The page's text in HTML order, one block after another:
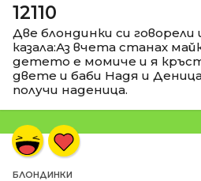
12110
Две блондинки си говорели
казала:Аз вчета станах
детето е момиче и я
двете и баби Надя и
получи наденица.
БЛОНДИНКИ